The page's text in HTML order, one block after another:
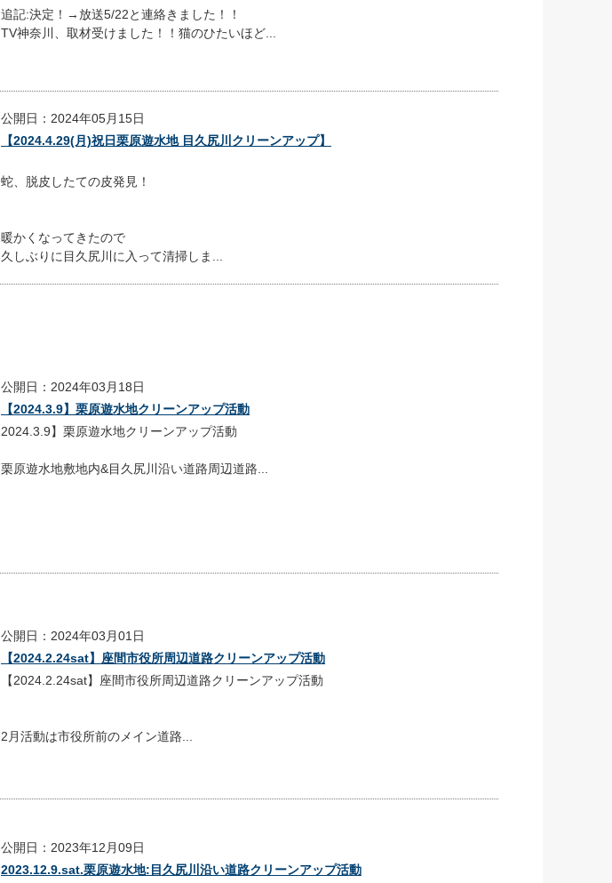
追記:決定！→放送5/22と連絡きました！！
TV神奈川、取材受けました！！猫のひたいほど...
公開日：2024年05月15日
【2024.4.29(月)祝日栗原遊水地 目久尻川クリーンアップ】
蛇、脱皮したての皮発見！
暖かくなってきたので
久しぶりに目久尻川に入って清掃しま...
公開日：2024年03月18日
【2024.3.9】栗原遊水地クリーンアップ活動
2024.3.9】栗原遊水地クリーンアップ活動
栗原遊水地敷地内&目久尻川沿い道路周辺道路...
公開日：2024年03月01日
【2024.2.24sat】座間市役所周辺道路クリーンアップ活動
【2024.2.24sat】座間市役所周辺道路クリーンアップ活動
2月活動は市役所前のメイン道路...
公開日：2023年12月09日
2023.12.9.sat.栗原遊水地:目久尻川沿い道路クリーンアップ活動